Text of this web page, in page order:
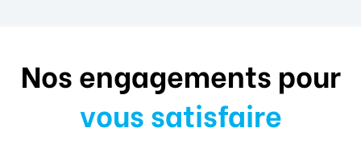
Nos engagements pour
vous satisfaire